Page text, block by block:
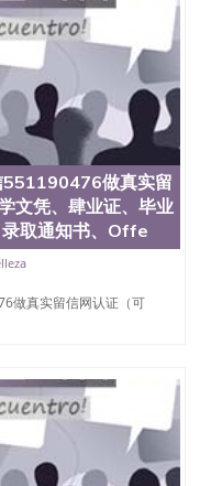
者视频确认再付余
国外DHL）。 三、
部学历学位认证，
学回国人员证明
可查。 3、留信网
身受用。 四、办理
、商学院、交流学
、工程学院、健康
学院、人文学院、
育学院排名在全美
且继续攀升中。纽
博士学位。学校的
务、教育、建筑工
乐、生物学、统计
业、环境污染控
建筑设计、工商管
学、人工智能、商
料，确定客户办理
业证成绩单等相关
定金； 4、预约递
起去留服递交材
551190476做真实留
文凭、肆业证、毕业
取通知书、Offe
做真实留信网认证（可